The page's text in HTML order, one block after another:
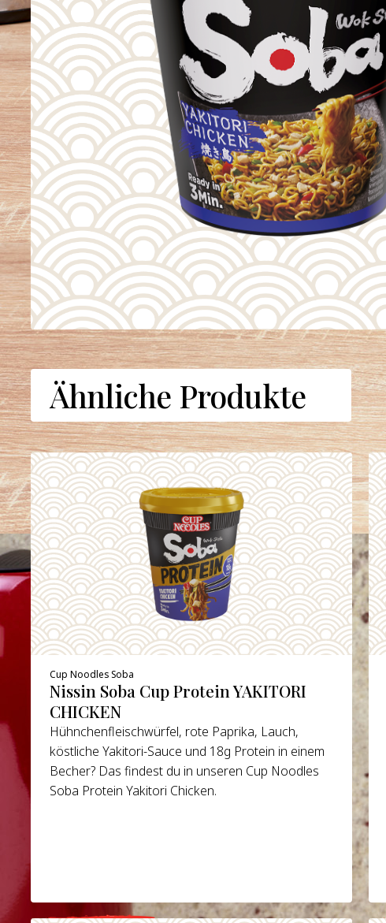
Ähnliche Produkte
Cup Noodles Soba
Nissin Soba Cup Protein YAKITORI
CHICKEN
Hühnchenfleischwürfel, rote Paprika, Lauch,
köstliche Yakitori-Sauce und 18g Protein in einem
Becher? Das findest du in unseren Cup Noodles
Soba Protein Yakitori Chicken.